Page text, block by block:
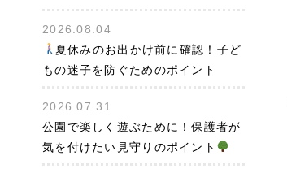
2026.08.04
夏休みのお出かけ前に確認！子ど
もの迷子を防ぐためのポイント
2026.07.31
公園で楽しく遊ぶために！保護者が
気を付けたい見守りのポイント